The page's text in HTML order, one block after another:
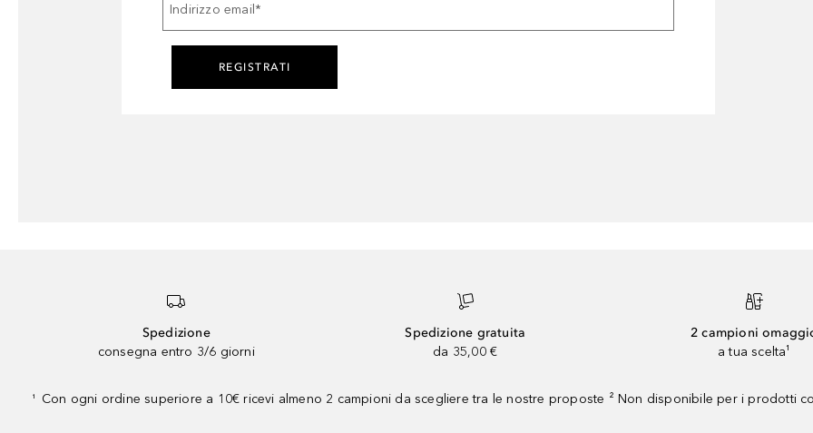
Indirizzo email *
REGISTRATI
Spedizione
consegna entro 3/6 giorni
Spedizione gratuita
da 35,00 €
2 campioni
a tua scelta¹
¹ Con ogni ordine superiore a 10€ ricevi almeno 2 campioni da scegliere tra le nostre proposte ² Non disponibile per i prodotti